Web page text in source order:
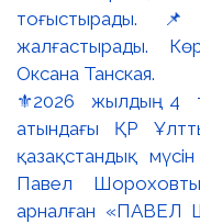
⚜️2026 жылдың 4
атындағы ҚР
қазақстандық мүсін
Павел
арналған